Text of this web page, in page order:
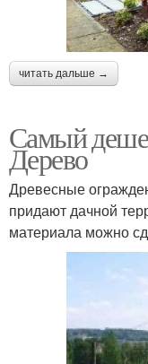
читать дальше →
Самый
Дерево
Древесные
придают дачной
материала можно